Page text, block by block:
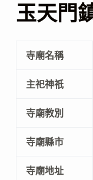
玉天門
寺廟名稱
主祀神祇
寺廟教別
寺廟縣市
寺廟地址